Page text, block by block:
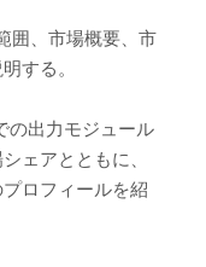
囲、市場概要、市
する。
の出力モジュール
ェアとともに、
ロフィールを紹